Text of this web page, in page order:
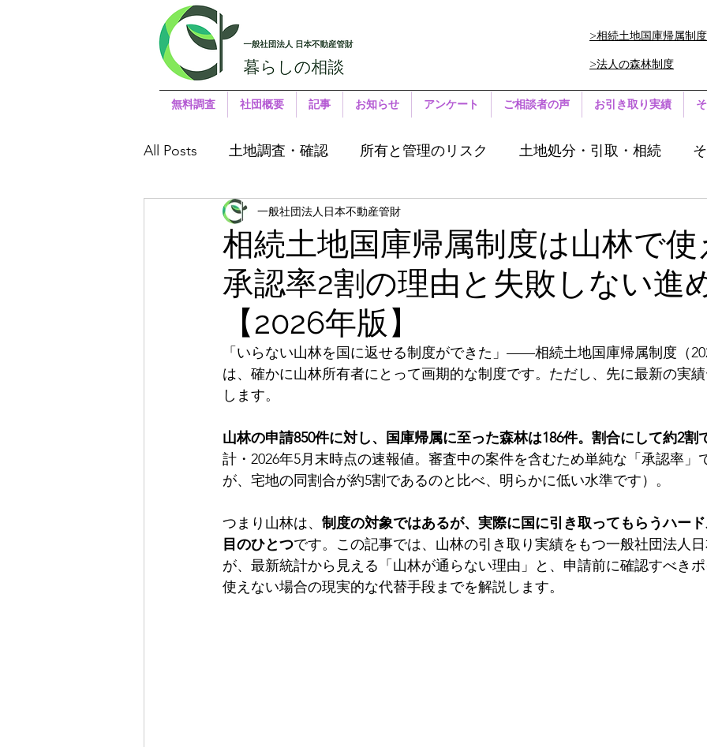
>相続土地国庫帰属制度
>法人の森林制度
無料調査 社団概要 記事 お知らせ アンケート ご相談者の声 お引き取り実績
All Posts 土地調査・確認 所有と管理のリスク 土地処分・引取・相続
相続土地国庫帰属制度は山林で
承認率2割の理由と失敗しない進
【2026年版】
一般社団法人日本不動産管財
「いらない山林を国に返せる制度ができた」——相続土地国庫帰属制度（
は、確かに山林所有者にとって画期的な制度です。ただし、先に最新の実
します。
山林の申請850件に対し、国庫帰属に至った森林は186件。割合にして約2割
計・2026年5月末時点の速報値。審査中の案件を含むため単純な「承認率」
が、宅地の同割合が約5割であるのと比べ、明らかに低い水準です）。
つまり山林は、 制度の対象ではあるが、実際に国に引き取ってもらうハー
目のひとつです。この記事では、山林の引き取り実績をもつ一般社団法人
が、最新統計から見える「山林が通らない理由」と、申請前に確認すべき
使えない場合の現実的な代替手段までを解説します。